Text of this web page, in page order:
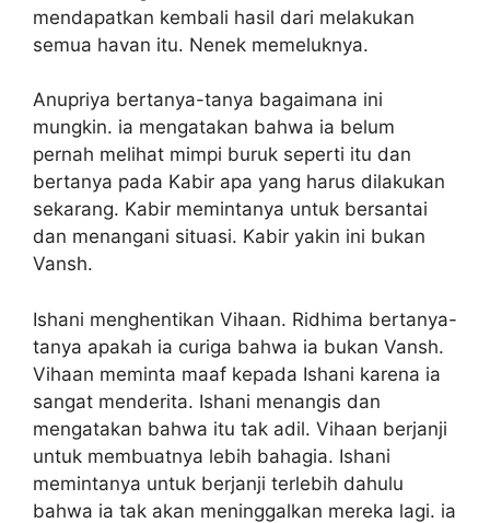
mendapatkan kembali hasil dari melakukan
semua havan itu. Nenek memeluknya.
Anupriya bertanya-tanya bagaimana ini
mungkin. ia mengatakan bahwa ia belum
pernah melihat mimpi buruk seperti itu dan
bertanya pada Kabir apa yang harus dilakukan
sekarang. Kabir memintanya untuk bersantai
dan menangani situasi. Kabir yakin ini bukan
Vansh.
Ishani menghentikan Vihaan. Ridhima bertanya-
tanya apakah ia curiga bahwa ia bukan Vansh.
Vihaan meminta maaf kepada Ishani karena ia
sangat menderita. Ishani menangis dan
mengatakan bahwa itu tak adil. Vihaan berjanji
untuk membuatnya lebih bahagia. Ishani
memintanya untuk berjanji terlebih dahulu
bahwa ia tak akan meninggalkan mereka lagi. ia